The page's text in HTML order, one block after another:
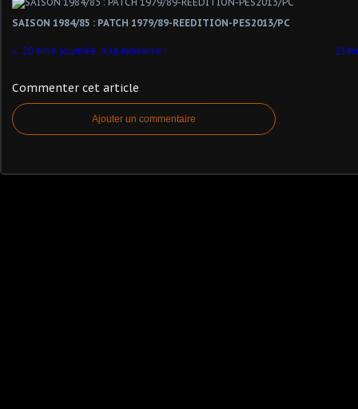
SAISON 1984/85 : PATCH 1979/89-REEDITION-PES2013/PC
20 ème journée: A la renverse !
Commenter cet article
Ajouter un commentaire